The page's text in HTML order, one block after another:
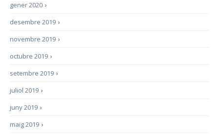
›
gener 2020
›
desembre 2019
›
novembre 2019
›
octubre 2019
›
setembre 2019
›
juliol 2019
›
juny 2019
›
maig 2019